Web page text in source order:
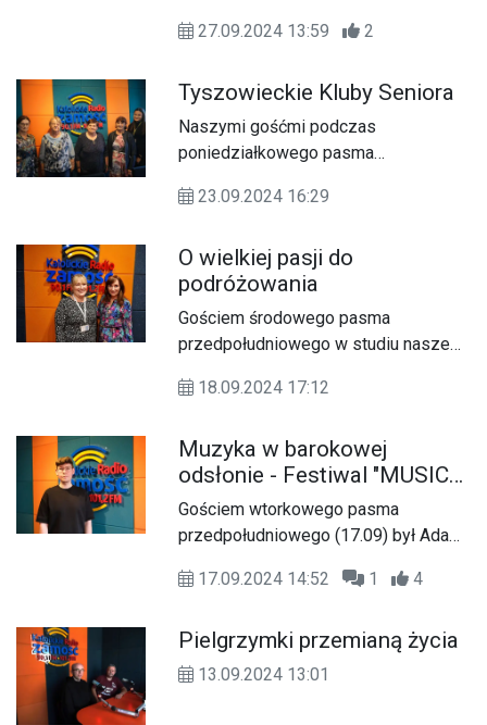
Podziemnego, które poprzez swoją
struktury organizacyjne i
konspiracyjne w czasie trwania II
Wojny Światowej, stało się
27.09.2024 13:59 2
Tyszowieckie Kluby Seniora
Naszymi gośćmi podczas
poniedziałkowego pasma
przedstawicielki Tyszowieckiego
w Perespie pod opieką Teresy
Rzeszut.
23.09.2024 16:29
O wielkiej pasji do
podróżowania
Gościem środowego pasma
przedpołudniowego w studiu naszego
Baranowicz,pasjonatka podróżowania.
18.09.2024 17:12
Muzyka w barokowej
odsłonie - Festiwal "MUSICA
DELL'ANIMA"
Gościem wtorkowego pasma
przedpołudniowego (17.09) był Adam
Wschodniego Festiwalu Muzyki
którego IV edycja od kilku dni trwa w
Zamościu.
17.09.2024 14:52 1 4
Pielgrzymki przemianą życia
13.09.2024 13:01